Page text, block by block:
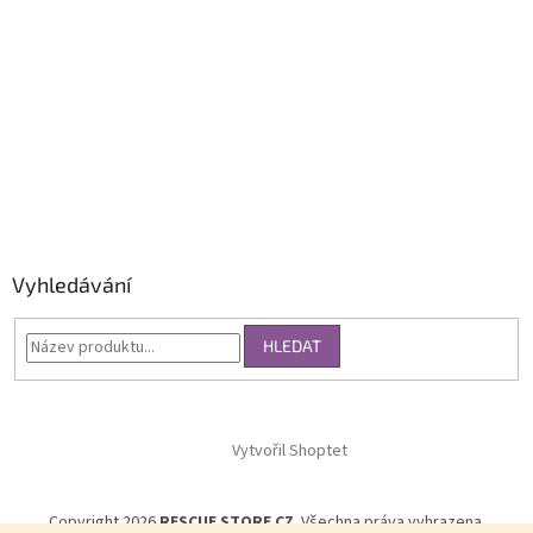
Vyhledávání
HLEDAT
Vytvořil Shoptet
Copyright 2026RESCUE STORE CZ. Všechna práva vyhrazena.